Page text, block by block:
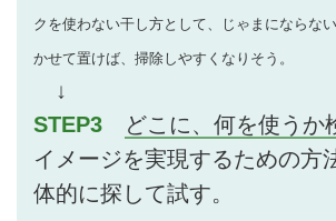
クを使わない干し方として、じゃまにならな
かせて置けば、掃除しやすくなりそう。
↓
STEP3
どこに、何を使うか
イメージを実現するための方
体的に探して試す。